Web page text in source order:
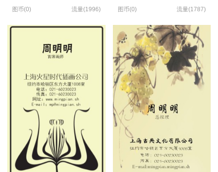
图币(0) 流量(1996) 图币(0) 流量(1787)